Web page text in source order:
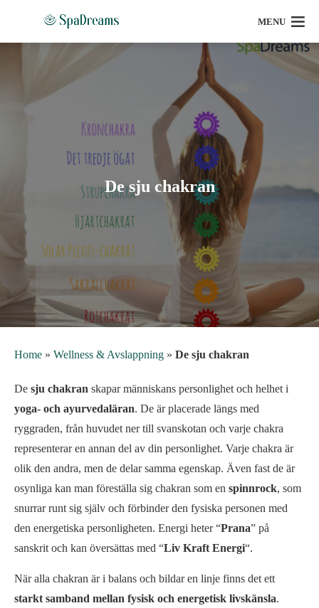
MENU
De sju chakran
Home » Wellness & Avslappning » De sju chakran
De sju chakran skapar människans personlighet och helhet i
yoga- och ayurvedaläran. De är placerade längs med
ryggraden, från huvudet ner till svanskotan och varje chakra
representerar en annan del av din personlighet. Varje chakra är
olik den andra, men de delar samma egenskap. Även fast de är
osynliga kan man föreställa sig chakran som en spinnrock, som
snurrar runt sig själv och förbinder den fysiska personen med
den energetiska personligheten. Energi heter “Prana” på
sanskrit och kan översättas med “Liv Kraft Energi“.
När alla chakran är i balans och bildar en linje finns det ett
starkt samband mellan fysisk och energetisk livskänsla.